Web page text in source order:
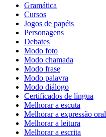
Gramática
Cursos
Jogos de papéis
Personagens
Debates
Modo foto
Modo chamada
Modo frase
Modo palavra
Modo diálogo
Certificados de língua
Melhorar a escuta
Melhorar a expressão oral
Melhorar a leitura
Melhorar a escrita